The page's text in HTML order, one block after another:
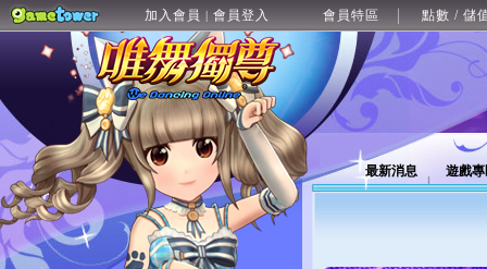
加入會員 | 會員登入 會員特區 點數 / 儲
最新消息 遊戲